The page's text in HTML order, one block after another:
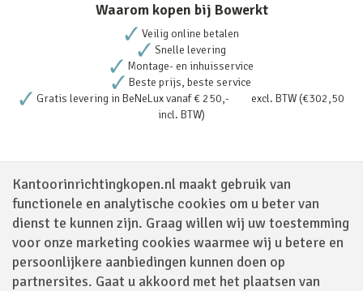
Kantoorinrichtingkopen.nl maakt gebruik van
functionele en analytische cookies om u beter van
dienst te kunnen zijn. Graag willen wij uw toestemming
voor onze marketing cookies waarmee wij u betere en
persoonlijkere aanbiedingen kunnen doen op
partnersites. Gaat u akkoord met het plaatsen van
Waarom kopen bij Bowerkt
Veilig online betalen
Snelle levering
Montage- en inhuisservice
Beste prijs, beste service
Gratis levering in BeNeLux vanaf € 250,- excl. BTW (€302,50
incl. BTW)
In onze zeer uitgebreide showroom van ca. 700 m2 kunt u inspiratie
opdoen voor de inrichting van alle ruimtes. Hier hebben we
opstellingen van diverse soorten meubilair, maar ook sfeer in de
laatste trends op inrichtingsgebied.
Lees verder